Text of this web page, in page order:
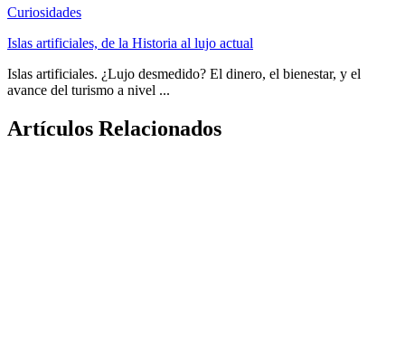
Curiosidades
Islas artificiales, de la Historia al lujo actual
Islas artificiales. ¿Lujo desmedido? El dinero, el bienestar, y el
avance del turismo a nivel ...
Artículos Relacionados